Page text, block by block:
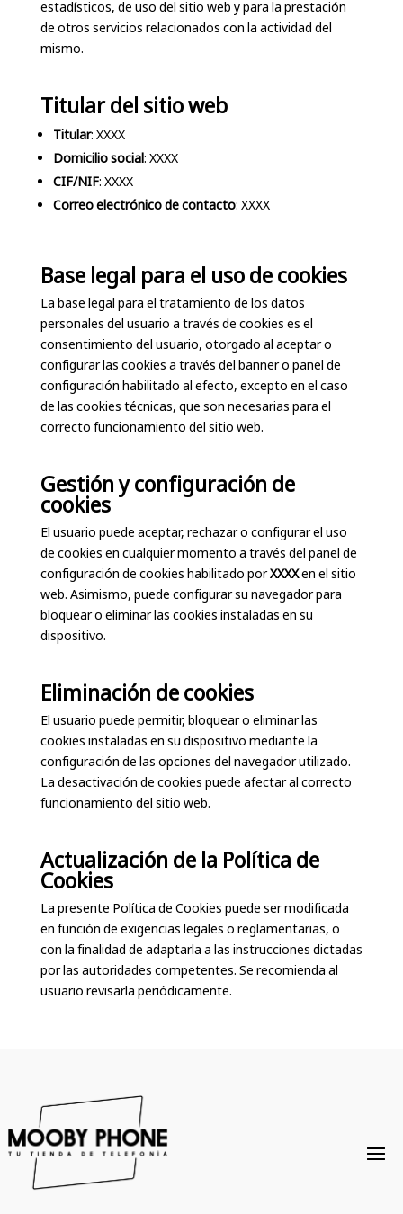
estadísticos, de uso del sitio web y para la prestación
de otros servicios relacionados con la actividad del
mismo.
Titular del sitio web
Titular: XXXX
Domicilio social: XXXX
CIF/NIF: XXXX
Correo electrónico de contacto: XXXX
Base legal para el uso de cookies
La base legal para el tratamiento de los datos
personales del usuario a través de cookies es el
consentimiento del usuario, otorgado al aceptar o
configurar las cookies a través del banner o panel de
configuración habilitado al efecto, excepto en el caso
de las cookies técnicas, que son necesarias para el
correcto funcionamiento del sitio web.
Gestión y configuración de
cookies
El usuario puede aceptar, rechazar o configurar el uso
de cookies en cualquier momento a través del panel de
configuración de cookies habilitado porXXXXen el sitio
web. Asimismo, puede configurar su navegador para
bloquear o eliminar las cookies instaladas en su
dispositivo.
Eliminación de cookies
El usuario puede permitir, bloquear o eliminar las
cookies instaladas en su dispositivo mediante la
configuración de las opciones del navegador utilizado.
La desactivación de cookies puede afectar al correcto
funcionamiento del sitio web.
Actualización de la Política de
Cookies
La presente Política de Cookies puede ser modificada
en función de exigencias legales o reglamentarias, o
con la finalidad de adaptarla a las instrucciones dictadas
por las autoridades competentes. Se recomienda al
usuario revisarla periódicamente.